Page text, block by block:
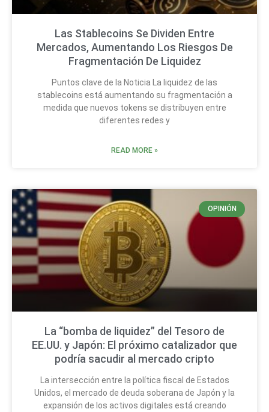
Las Stablecoins Se Dividen Entre
Mercados, Aumentando Los Riesgos De
Fragmentación De Liquidez
Puntos clave de la Noticia La liquidez de las
stablecoins está aumentando su fragmentación a
medida que nuevos tokens se distribuyen entre
diferentes redes y
READ MORE »
OPINIÓN
La “bomba de liquidez” del Tesoro de
EE.UU. y Japón: El próximo catalizador que
podría sacudir al mercado cripto
La intersección entre la política fiscal de Estados
Unidos, el mercado de deuda soberana de Japón y la
expansión de los activos digitales está creando